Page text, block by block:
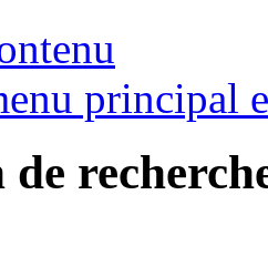
principal